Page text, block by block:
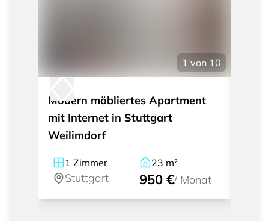
1 von 10
Modern möbliertes Apartment
mit Internet in Stuttgart
Weilimdorf
1 Zimmer
Stuttgart
23 m²
950 €/ Monat